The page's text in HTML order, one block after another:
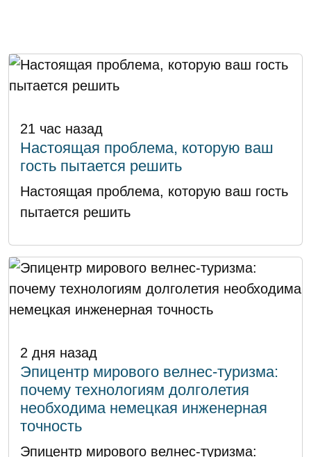
21 час назад
Настоящая проблема, которую ваш
гость пытается решить
Настоящая проблема, которую ваш гость
пытается решить
2 дня назад
Эпицентр мирового велнес-туризма:
почему технологиям долголетия
необходима немецкая инженерная
точность
Эпицентр мирового велнес-туризма: